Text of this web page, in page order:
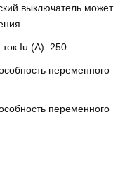
выключатель может
Iu (А): 250
переменного
переменного